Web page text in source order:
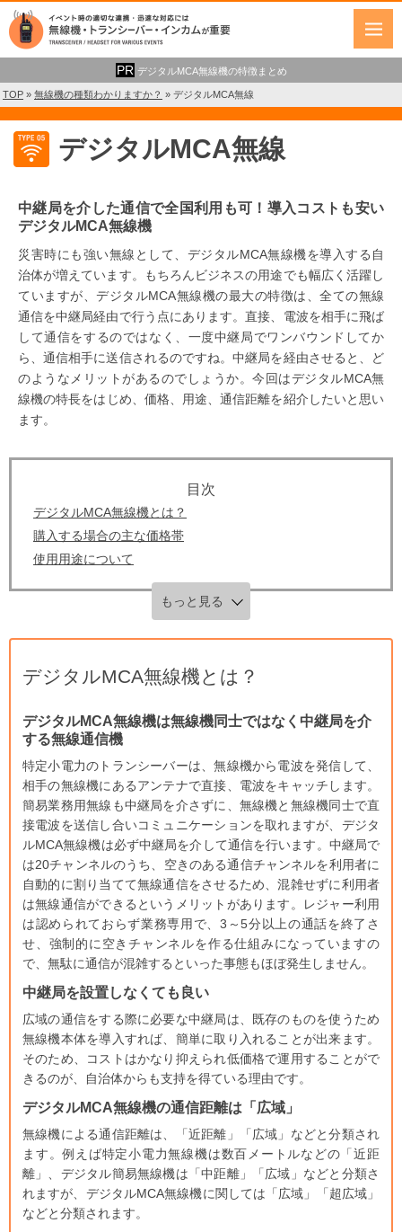
デジタルMCA無線機の特徴まとめ
TOP » 無線機の種類わかりますか？ » デジタルMCA無線
デジタルMCA無線
中継局を介した通信で全国利用も可！導入コストも安い
デジタルMCA無線機
災害時にも強い無線として、 デジタルMCA無線機を導入する自
治体が増えています。もちろんビジネスの用途でも幅広く活躍し
ていますが、デジタルMCA無線機の最大の特徴は、全ての無線
通信を中継局経由で行う点にあります。直接、電波を相手に飛ば
して通信をするのではなく、一度中継局でワンバウンドしてか
ら、通信相手に送信されるのですね。中継局を経由させると、ど
のようなメリットがあるのでしょうか。今回はデジタルMCA無
線機の特長をはじめ、価格、用途、通信距離を紹介したいと思い
ます。
デジタルMCA無線機とは？
購入する場合の主な価格帯
使用用途について
もっと見る
デジタルMCA無線機とは？
デジタルMCA無線機は無線機同士ではなく中継局を介
する無線通信機
特定小電力のトランシーバーは、無線機から電波を発信して、
相手の無線機にあるアンテナで直接、電波をキャッチします。
簡易業務用無線も中継局を介さずに、無線機と無線機同士で直
接電波を送信し合いコミュニケーションを取れますが、デジタ
ルMCA無線機は必ず中継局を介して通信を行います。中継局で
は20チャンネルのうち、空きのある通信チャンネルを利用者に
自動的に割り当てて無線通信をさせるため、混雑せずに利用者
は無線通信ができるというメリットがあります。レジャー利用
は認められておらず業務専用で、 3 ～5分以上の通話を終了さ
せ、強制的に空きチャンネルを作る仕組みになっていますの
で、無駄に通信が混雑するといった事態もほぼ発生しません。
中継局を設置しなくても良い
広域の通信をする際に必要な中継局は、既存のものを使うため
無線機本体を導入すれば、簡単に取り入れることが出来ます。
そのため、コストはかなり抑えられ低価格で運用することがで
きるのが、自治体からも支持を得ている理由です。
デジタルMCA無線機の通信距離は「広域」
無線機による通信距離は、「近距離」「広域」などと分類され
ます。例えば特定小電力無線機は数百メートルなどの「近距
離」、デジタル簡易無線機は「中距離」「広域」などと分類さ
れますが、デジタルMCA無線機に関しては「広域」「超広域」
などと分類されます。